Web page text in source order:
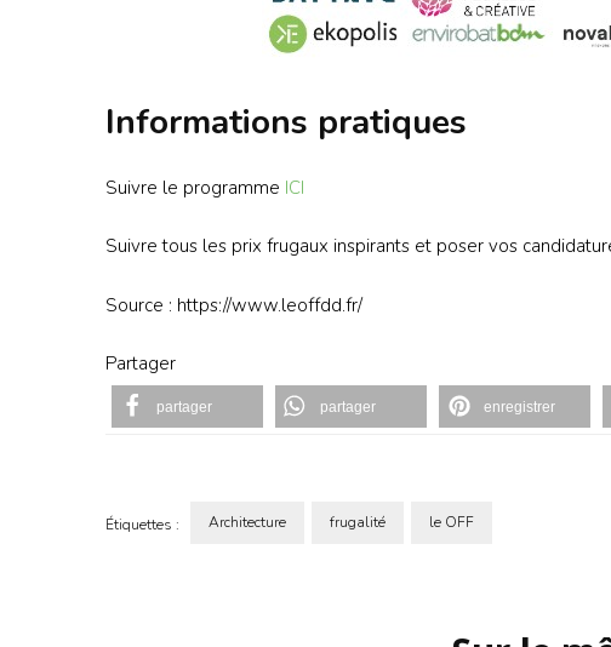
Informations pratiques
Suivre le programme ICI
Suivre tous les prix frugaux inspirants et poser vos
Source : https://www.leoffdd.fr/
Partager
partager partager enregistrer
Étiquettes : Architecture frugalité le OFF